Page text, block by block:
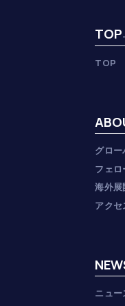
TOP
TOP
グロ
フェ
海外展
アクセ
ニュ